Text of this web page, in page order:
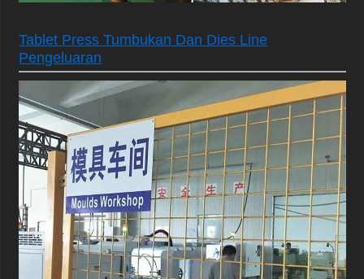
Tablet Press Tumbukan Dan Dies Line
Pengeluaran